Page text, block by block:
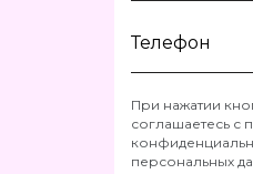
Ваше
Телефон
*
При нажатии
соглашаетесь с
персональных